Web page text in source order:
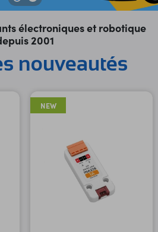
électroniques et robotique
2001
nouveautés
NEW